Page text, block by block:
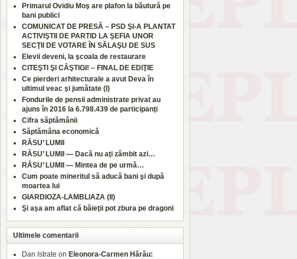
Primarul Ovidiu Moş are plafon la băutură pe
bani publici
COMUNICAT DE PRESĂ – PSD ŞI-A PLANTAT
ACTIVIŞTII DE PARTID LA ŞEFIA UNOR
SECŢII DE VOTARE ÎN SĂLAŞU DE SUS
Elevii deveni, la şcoala de restaurare
CITEŞTI ŞI CÂŞTIGI! – FINAL DE EDIŢIE
Ce pierderi arhitecturale a avut Deva în
ultimul veac şi jumătate (I)
Fondurile de pensii administrate privat au
ajuns în 2016 la 6.798.439 de participanţi
Cifra săptămânii
Săptămâna economică
RÂSU’ LUMII
RÂSU’ LUMII — Dacă nu aţi zâmbit azi…
RÂSU’ LUMII — Mintea de pe urmă…
Cum poate mineritul să aducă bani şi după
moartea lui
GIARDIOZA-LAMBLIAZA (II)
Şi aşa am aflat că băieţii pot zbura pe dragoni
Ultimele comentarii
Dan Istrate on Eleonora-Carmen Hărău: